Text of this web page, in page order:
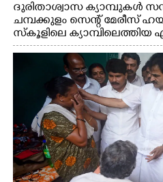
ദുരിതാശ്വാസ ക്യാമ്പുകൾ
ചമ്പക്കുളം സെന്റ് മേരീസ്
സ്കൂളിലെ
സെക്രട്ടറി കെ.സി
എടുത്ത് ലാളിച്ചപ്പോൾ.
വകുപ്പ് മന്ത്രി എം. ലിജു,
റെജി ചെറിയാൻ എം. എൽ.